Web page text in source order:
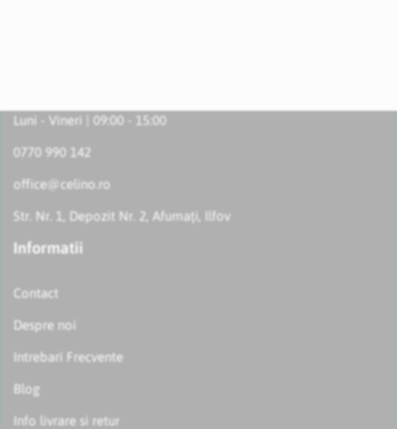
Luni - Vineri | 09:00 - 15:00
0770 990 142
office@celino.ro
Str. Nr. 1, Depozit Nr. 2, Afumați, Ilfov
Informatii
Contact
Despre noi
Intrebari Frecvente
Blog
Info livrare si retur